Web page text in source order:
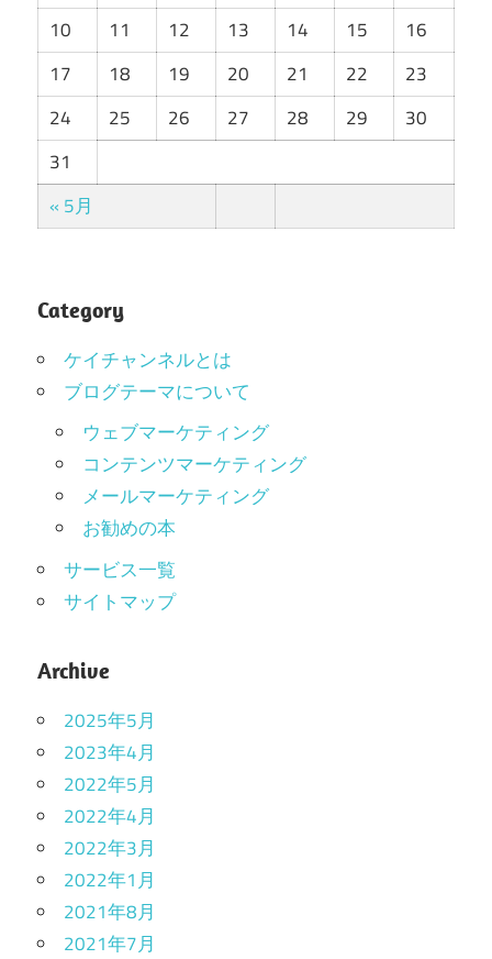
« 5月
10
11 12 13 14 15
16
17
18 19 20 21 22
23
24
25 26 27 28 29
30
31
Category
ケイチャンネルとは
ブログテーマについて
ウェブマーケティング
コンテンツマーケティング
メールマーケティング
お勧めの本
サービス一覧
サイトマップ
Archive
2025年5月
2023年4月
2022年5月
2022年4月
2022年3月
2022年1月
2021年8月
2021年7月